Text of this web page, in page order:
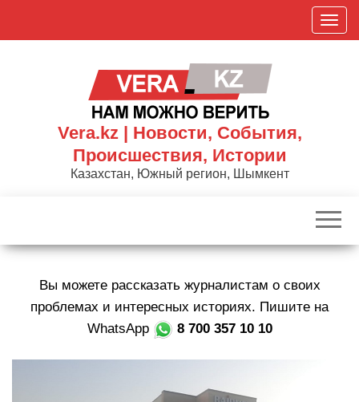
П
о
к
р
Vera.kz | Новости, События,
Происшествия, Истории
Казахстан, Южный регион, Шымкент
Вы можете рассказать журналистам о своих
проблемах и интересных историях. Пишите на
WhatsApp
8 700 357 10 10